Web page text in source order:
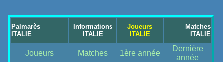
Palmarès
ITALIE
Informations
ITALIE
Joueurs
ITALIE
Matches
ITALIE
Joueurs Matches 1ère année
Dernière
année